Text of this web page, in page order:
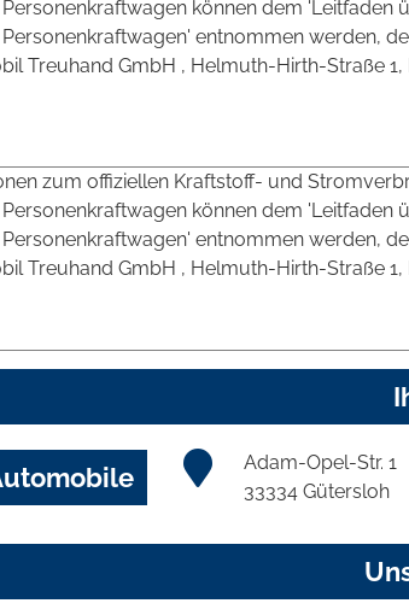
können dem 'Leitfaden
entnommen werden,
Treuhand GmbH , Helmuth-Hirth-Straße
zum offiziellen Kraftstoff- und
können dem 'Leitfaden
entnommen werden,
Treuhand GmbH , Helmuth-Hirth-Straße
Adam-Opel-Str. 1
33334 Gütersloh